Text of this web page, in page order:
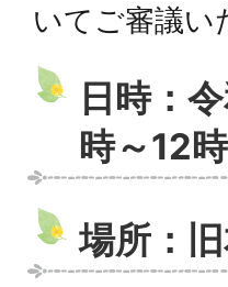
いてご審議い
日時：
時～12時
場所：